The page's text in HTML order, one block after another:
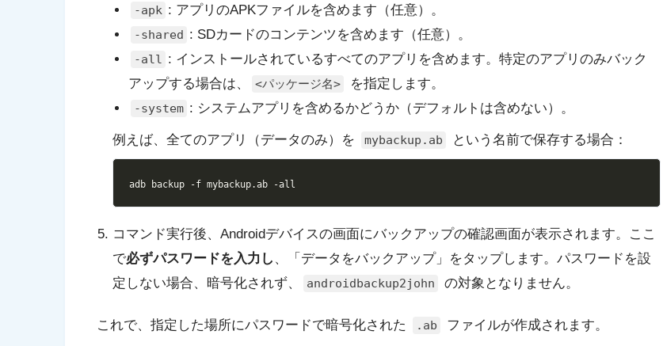
-apk : アプリのAPKファイルを含めます（任意）。
-shared : SDカードのコンテンツを含めます（任意）。
-all : インストールされているすべてのアプリを含めます。特定のアプリのみバック
アップする場合は、
<パッケージ名> を指定します。
-system : システムアプリを含めるかどうか（デフォルトは含めない）。
例えば、全てのアプリ（データのみ）を mybackup.ab という名前で保存する場合：
adb backup -f mybackup.ab -all
コマンド実行後、Androidデバイスの画面にバックアップの確認画面が表示されます。ここ
で必ずパスワードを入力し 、「データをバックアップ」をタップします。パスワードを設
定しない場合、暗号化されず、
androidbackup2john の対象となりません。
これで、指定した場所にパスワードで暗号化された .ab ファイルが作成されます。